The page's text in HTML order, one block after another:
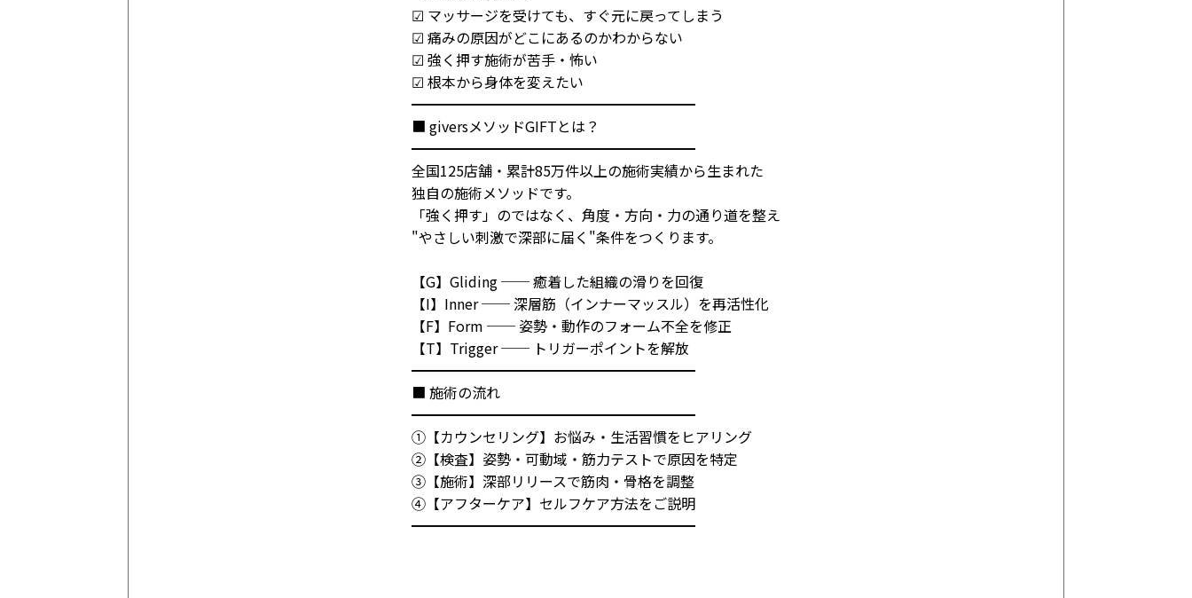
☑ マッサージを受けても、すぐ元に戻ってしまう
☑ 痛みの原因がどこにあるのかわからない
☑ 強く押す施術が苦手・怖い
☑ 根本から身体を変えたい
━━━━━━━━━━━━━━━━━━━━
■ giversメソッドGIFTとは？
━━━━━━━━━━━━━━━━━━━━
全国125店舗・累計85万件以上の施術実績から生まれた
独自の施術メソッドです。
「強く押す」のではなく、角度・方向・力の通り道を整え
"やさしい刺激で深部に届く"条件をつくります。
【G】Gliding ── 癒着した組織の滑りを回復
【I】Inner ── 深層筋（インナーマッスル）を再活性化
【F】Form ── 姿勢・動作のフォーム不全を修正
【T】Trigger ── トリガーポイントを解放
━━━━━━━━━━━━━━━━━━━━
■ 施術の流れ
━━━━━━━━━━━━━━━━━━━━
①【カウンセリング】お悩み・生活習慣をヒアリング
②【検査】姿勢・可動域・筋力テストで原因を特定
③【施術】深部リリースで筋肉・骨格を調整
④【アフターケア】セルフケア方法をご説明
━━━━━━━━━━━━━━━━━━━━